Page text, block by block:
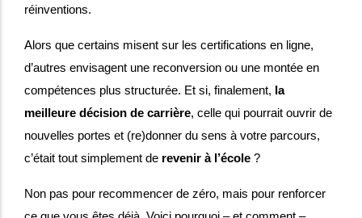
réinventions.
Alors que certains misent sur les certifications en ligne,
d’autres envisagent une reconversion ou une montée en
compétences plus structurée. Et si, finalement, la
meilleure décision de carrière, celle qui pourrait ouvrir de
nouvelles portes et (re)donner du sens à votre parcours,
c’était tout simplement de revenir à l’école ?
Non pas pour recommencer de zéro, mais pour renforcer